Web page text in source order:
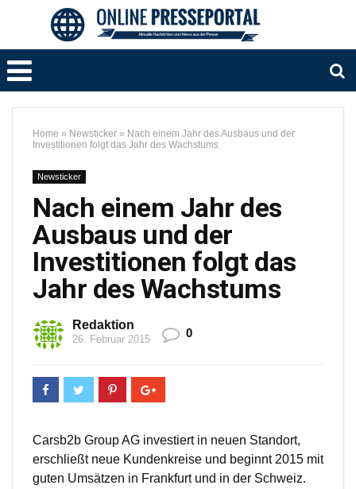
Home » Newsticker » Nach einem Jahr des Ausbaus und der
Investitionen folgt das Jahr des Wachstums
Newsticker
Nach einem Jahr des
Ausbaus und der
Investitionen folgt das
Jahr des Wachstums
Redaktion
26. Februar 2015 0
Carsb2b Group AG investiert in neuen Standort,
erschließt neue Kundenkreise und beginnt 2015 mit
guten Umsätzen in Frankfurt und in der Schweiz.